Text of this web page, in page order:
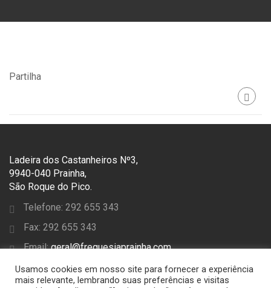
Partilha
Ladeira dos Castanheiros Nº3,
9940-040 Prainha,
São Roque do Pico.
Telefone: 292 655 343
Fax: 292 655 343
Email:geral@freguesiaprainha.com
SEGUE-NOS
Usamos cookies em nosso site para fornecer a experiência
mais relevante, lembrando suas preferências e visitas